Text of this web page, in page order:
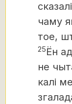
чаму
тое,
25Ён
не
калі